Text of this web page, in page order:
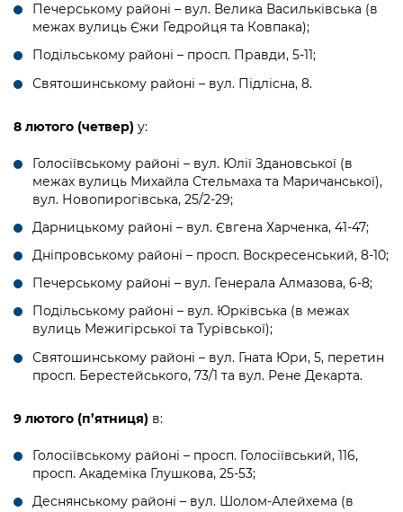
Печерському районі – вул. Велика Васильківська (в
межах вулиць Єжи Гедройця та Ковпака);
Подільському районі – просп. Правди, 5-11;
Святошинському районі – вул. Підлісна, 8.
8 лютого (четвер) у:
Голосіївському районі – вул. Юлії Здановської (в
межах вулиць Михайла Стельмаха та Маричанської),
вул. Новопирогівська, 25/2-29;
Дарницькому районі – вул. Євгена Харченка, 41-47;
Дніпровському районі – просп. Воскресенський, 8-10;
Печерському районі – вул. Генерала Алмазова, 6-8;
Подільському районі – вул. Юрківська (в межах
вулиць Межигірської та Турівської);
Святошинському районі – вул. Гната Юри, 5, перетин
просп. Берестейського, 73/1 та вул. Рене Декарта.
9 лютого (п’ятниця) в:
Голосіївському районі – просп. Голосіївський, 116,
просп. Академіка Глушкова, 25-53;
Деснянському районі – вул. Шолом-Алейхема (в